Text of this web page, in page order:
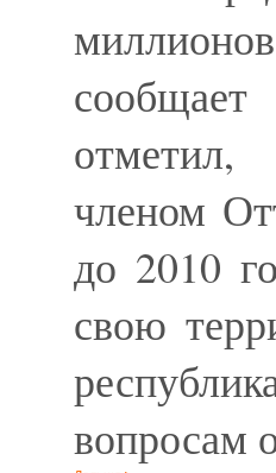
отметил,
членом
до 2010
свою